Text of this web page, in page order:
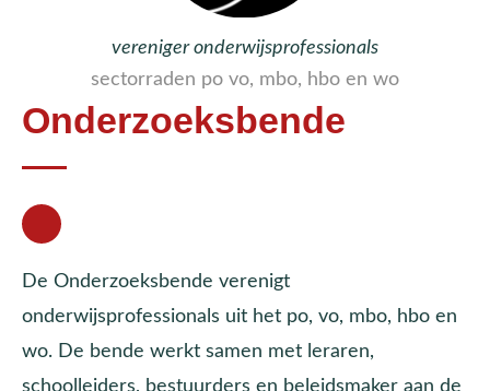
vereniger onderwijsprofessionals
sectorraden po vo, mbo, hbo en wo
Onderzoeksbende
De Onderzoeksbende verenigt
onderwijsprofessionals uit het po, vo, mbo, hbo en
wo. De bende werkt samen met leraren,
schoolleiders, bestuurders en beleidsmaker aan de